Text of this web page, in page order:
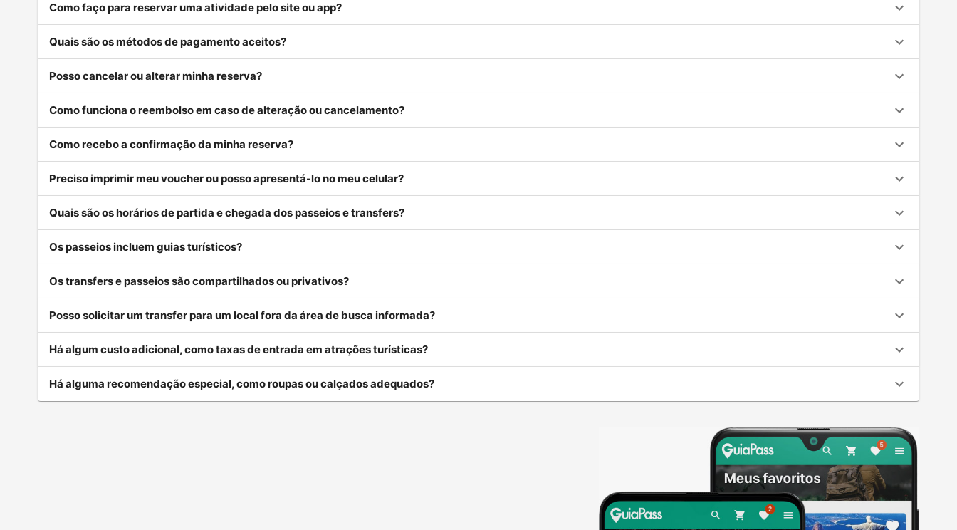
Como faço para reservar uma atividade pelo site ou app?
Quais são os métodos de pagamento aceitos?
Posso cancelar ou alterar minha reserva?
Como funciona o reembolso em caso de alteração ou cancelamento?
Como recebo a confirmação da minha reserva?
Preciso imprimir meu voucher ou posso apresentá-lo no meu celular?
Quais são os horários de partida e chegada dos passeios e transfers?
Os passeios incluem guias turísticos?
Os transfers e passeios são compartilhados ou privativos?
Posso solicitar um transfer para um local fora da área de busca informada?
Há algum custo adicional, como taxas de entrada em atrações turísticas?
Há alguma recomendação especial, como roupas ou calçados adequados?